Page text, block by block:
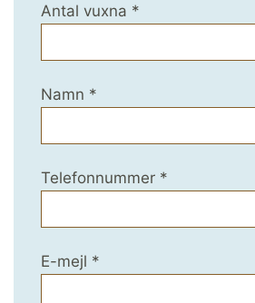
Antal vuxna *
Namn *
Telefonnummer *
E-mejl *